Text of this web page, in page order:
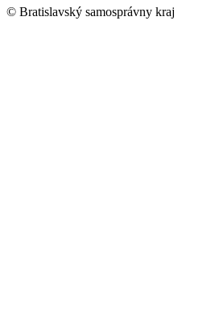
© Bratislavský samosprávny kraj